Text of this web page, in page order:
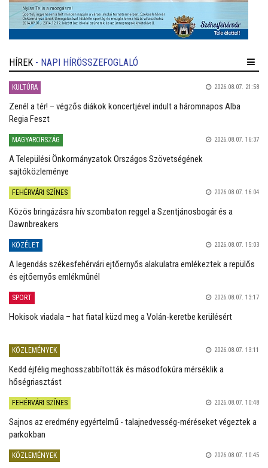
HÍREK - NAPI HÍRÖSSZEFOGLALÓ
KULTÚRA 2026.08.07. 21:58
Zenél a tér! – végzős diákok koncertjével indult a háromnapos Alba
Regia Feszt
MAGYARORSZÁG 2026.08.07. 16:37
A Települési Önkormányzatok Országos Szövetségének
sajtóközleménye
FEHÉRVÁRI SZÍNES 2026.08.07. 16:04
Közös bringázásra hív szombaton reggel a Szentjánosbogár és a
Dawnbreakers
KÖZÉLET 2026.08.07. 15:03
A legendás székesfehérvári ejtőernyős alakulatra emlékeztek a repülős
és ejtőernyős emlékműnél
SPORT 2026.08.07. 13:17
Hokisok viadala – hat fiatal küzd meg a Volán-keretbe kerülésért
KÖZLEMÉNYEK 2026.08.07. 13:11
Kedd éjfélig meghosszabbították és másodfokúra mérséklik a
hőségriasztást
FEHÉRVÁRI SZÍNES 2026.08.07. 10:48
Sajnos az eredmény egyértelmű - talajnedvesség-méréseket végeztek a
parkokban
KÖZLEMÉNYEK 2026.08.07. 10:45